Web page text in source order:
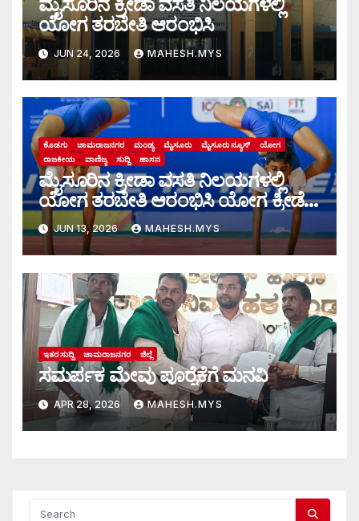
ಮೈಸೂರಿನ ಕ್ರೀಡಾ ವಸತಿ ನಿಲಯಗಳಲ್ಲಿ
ಯೋಗ ತರಬೇತಿ ಆರಂಭಿಸಿ
JUN 24, 2026 MAHESH.MYS
ಕೊಡಗು ಚಾಮರಾಜನಗರ ಮಂಡ್ಯ ಮೈಸೂರು ಮೈಸೂರು ನ್ಯೂಸ್
ಯೋಗ
ರಾಜಕೀಯ
ವಾಣಿಜ್ಯ ಸುದ್ದಿ ಹಾಸನ
ಮೈಸೂರಿನ ಕ್ರೀಡಾ ವಸತಿ ನಿಲಯಗಳಲ್ಲಿ
ಯೋಗ ತರಬೇತಿ ಆರಂಭಿಸಿ ಯೋಗ ಕ್ರೀಡೆಗೆ
ಉತ್ತೇಜನ
JUN 13, 2026 MAHESH.MYS
ಇತರ ಸುದ್ದಿ ಚಾಮರಾಜನಗರ ಜಿಲ್ಲೆ
ಸಮರ್ಪಕ ಮೇವು ಪೂರೈಕೆಗೆ ಮನವಿ
APR 28, 2026 MAHESH.MYS